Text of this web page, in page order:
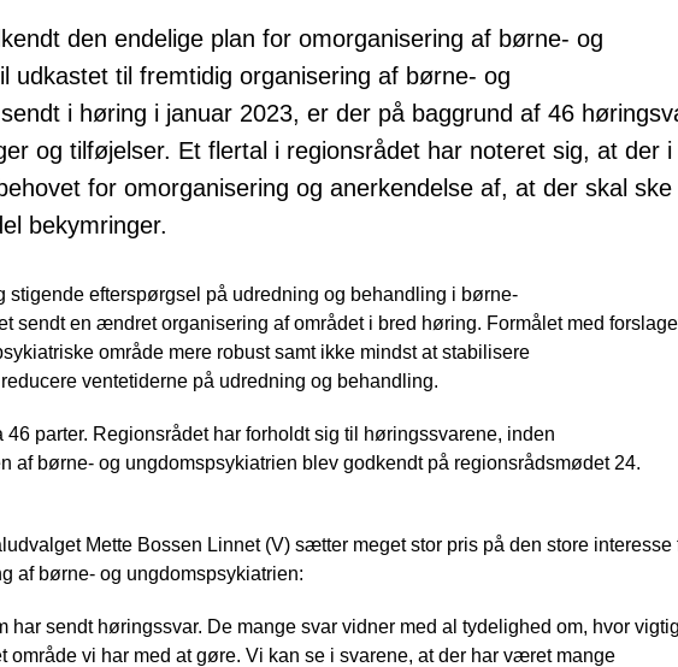
den endelige plan for omorganisering af børne- og
udkastet til fremtidig organisering af børne- og
i høring i januar 2023, er der på baggrund af 46
og tilføjelser. Et flertal i regionsrådet har noteret sig, at der i
for omorganisering og anerkendelse af, at der skal ske
bekymringer.
efterspørgsel på udredning og behandling i børne-
sendt en ændret organisering af området i bred høring. Formålet med
område mere robust samt ikke mindst at stabilisere
ventetiderne på udredning og behandling.
parter. Regionsrådet har forholdt sig til høringssvarene, inden
af børne- og ungdomspsykiatrien blev godkendt på regionsrådsmødet 24.
Mette Bossen Linnet (V) sætter meget stor pris på den store interesse
af børne- og ungdomspsykiatrien:
har sendt høringssvar. De mange svar vidner med al tydelighed om, hvor
område vi har med at gøre. Vi kan se i svarene, at der har været mange